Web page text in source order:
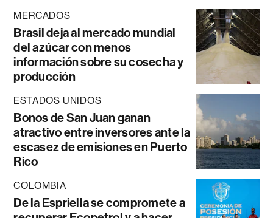
MERCADOS
Brasil deja al mercado mundial
del azúcar con menos
información sobre su cosecha y
producción
ESTADOS UNIDOS
Bonos de San Juan ganan
atractivo entre inversores ante la
escasez de emisiones en Puerto
Rico
COLOMBIA
De la Espriella se compromete a